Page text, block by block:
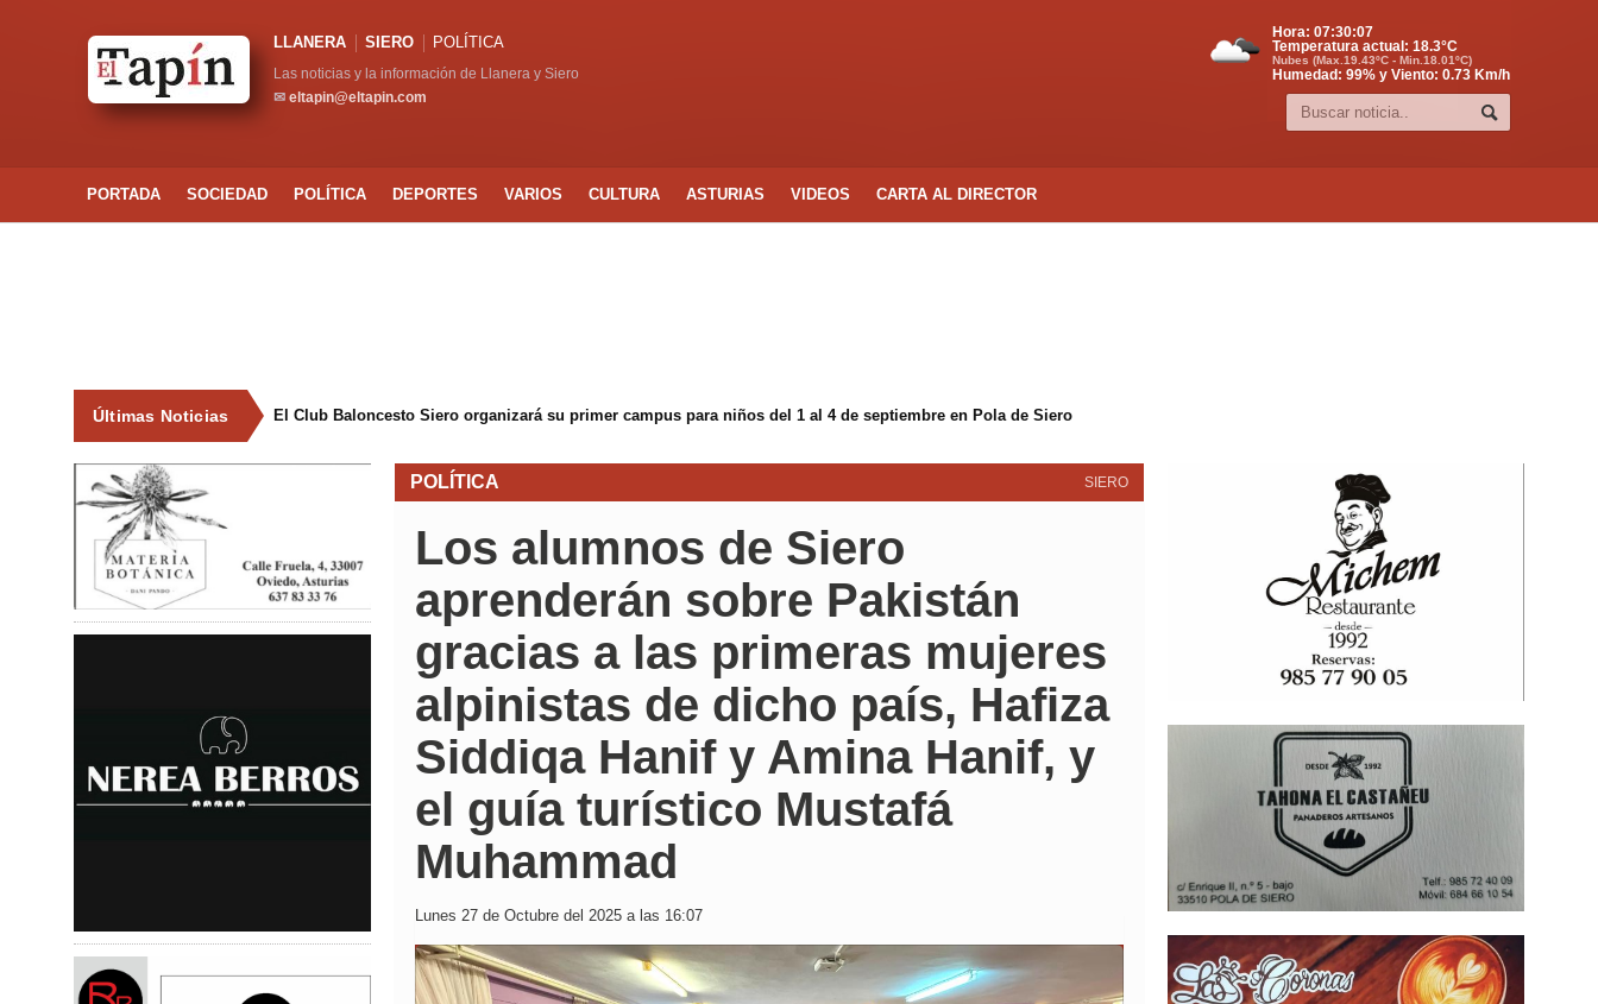
LLANERA SIERO POLÍTICA
Las noticias y la información de Llanera y Siero
✉ eltapin@eltapin.com
Hora: 07:30:08
Temperatura actual: 18.3°C
Nubes (Max.19.43ºC - Min.18.01ºC)
Humedad: 99% y Viento: 0.73 Km/h
PORTADA SOCIEDAD POLÍTICA DEPORTES VARIOS CULTURA ASTURIAS VIDEOS CARTA AL DIRECTOR
Últimas Noticias El Club Baloncesto Siero organizará su primer campus para niños del 1 al 4 de septiembre en Pola de Siero
SIERO
POLÍTICA
Los alumnos de Siero
aprenderán sobre Pakistán
gracias a las primeras mujeres
alpinistas de dicho país, Hafiza
Siddiqa Hanif y Amina Hanif, y
el guía turístico Mustafá
Muhammad
Lunes 27 de Octubre del 2025 a las 16:07